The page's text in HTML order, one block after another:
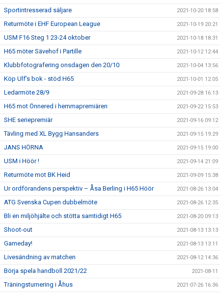
Sportintresserad säljare 2021-10-20 18:58
Returmöte i EHF European League 2021-10-19 20:21
USM F16 Steg 1 23-24 oktober 2021-10-18 18:31
H65 möter Sävehof i Partille 2021-10-12 12:44
Klubbfotografering onsdagen den 20/10 2021-10-04 13:56
Köp Ulf’s bok - stöd H65 2021-10-01 12:05
Ledarmöte 28/9 2021-09-28 16:13
H65 mot Önnered i hemmapremiären 2021-09-22 15:53
SHE seriepremiär 2021-09-16 09:12
Tävling med XL Bygg Hansanders 2021-09-15 19:29
JANS HÖRNA 2021-09-15 19:00
USM i Höör ! 2021-09-14 21:09
Returmöte mot BK Heid 2021-09-09 15:38
Ur ordförandens perspektiv – Åsa Berling i H65 Höör 2021-08-26 13:04
ATG Svenska Cupen dubbelmöte 2021-08-26 12:35
Bli en miljöhjälte och stötta samtidigt H65 2021-08-20 09:13
Shoot-out 2021-08-13 13:13
Gameday! 2021-08-13 13:11
Livesändning av matchen 2021-08-12 14:36
Börja spela handboll 2021/22 2021-08-11
Träningsturnering i Åhus 2021-07-26 16:36